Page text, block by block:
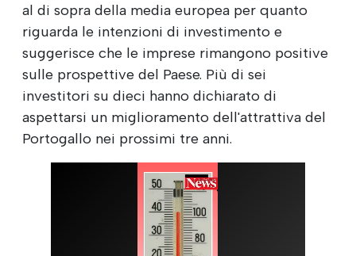
al di sopra della media europea per quanto
riguarda le intenzioni di investimento e
suggerisce che le imprese rimangono positive
sulle prospettive del Paese. Più di sei
investitori su dieci hanno dichiarato di
aspettarsi un miglioramento dell'attrattiva del
Portogallo nei prossimi tre anni.